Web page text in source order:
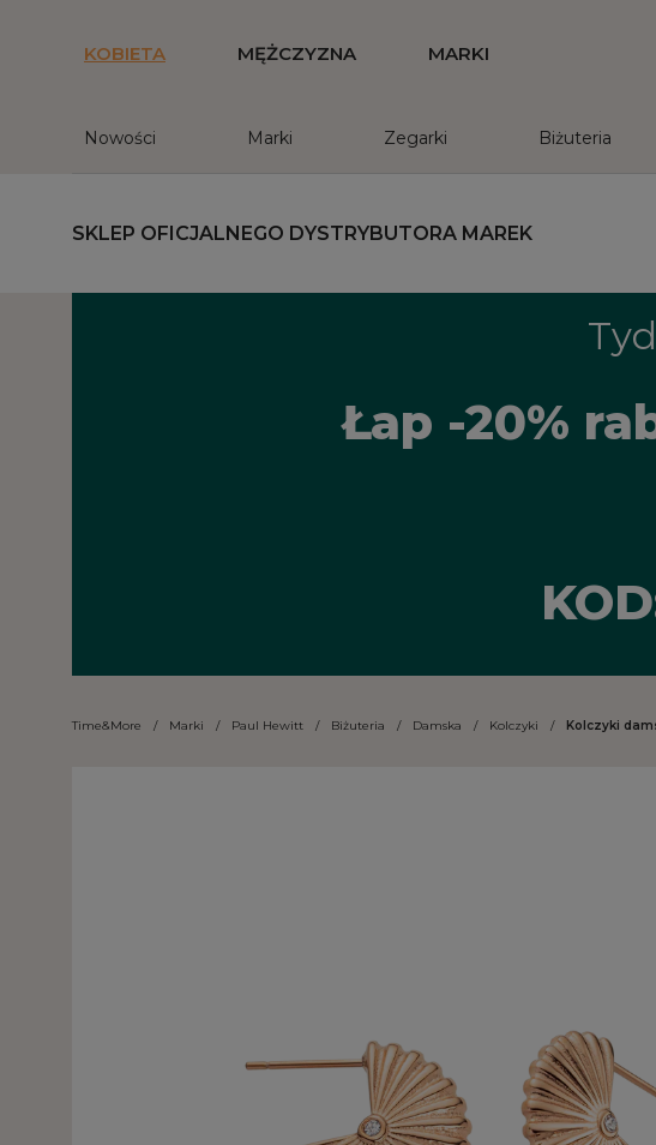
KOBIETA MĘŻCZYZNA MARKI
Nowości Marki Zegarki Biżuteria
SKLEP OFICJALNEGO DYSTRYBUTORA MAREK
Łap -20%
Time&More / Marki / Paul Hewitt / Biżuteria / Damska / Kolczyki / Kolczyki